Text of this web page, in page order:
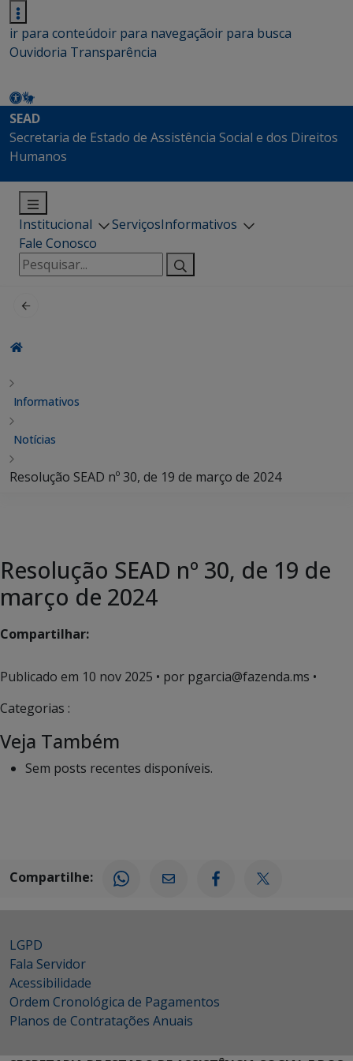
ir para conteúdoir para navegaçãoir para busca
Ouvidoria Transparência
SEAD
Secretaria de Estado de Assistência Social e dos Direitos
Humanos
Institucional ServiçosInformativos
Fale Conosco
Pesquisar
por:
Informativos
Notícias
Resolução SEAD nº 30, de 19 de março de 2024
Resolução SEAD nº 30, de 19 de
março de 2024
Compartilhar:
Publicado em 10 nov 2025 • por pgarcia@fazenda.ms •
Categorias :
Veja Também
Sem posts recentes disponíveis.
Compartilhe:
LGPD
Fala Servidor
Acessibilidade
Ordem Cronológica de Pagamentos
Planos de Contratações Anuais